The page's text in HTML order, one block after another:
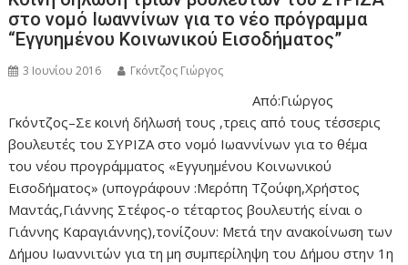
στο νομό Ιωαννίνων για το νέο πρόγραμμα
“Εγγυημένου Κοινωνικού Εισοδήματος”
3 Ιουνίου 2016 Γκόντζος Γιώργος
Από:Γιώργος
Γκόντζος–Σε κοινή δήλωσή τους ,τρεις από τους τέσσερις
βουλευτές του ΣΥΡΙΖΑ στο νομό Ιωαννίνων για το θέμα
του νέου προγράμματος «Εγγυημένου Κοινωνικού
Εισοδήματος» (υπογράφουν :Μερόπη Τζούφη,Χρήστος
Μαντάς,Γιάννης Στέφος-ο τέταρτος βουλευτής είναι ο
Γιάννης Καραγιάννης),τονίζουν: Μετά την ανακοίνωση των
Δήμου Ιωαννιτών για τη μη συμπερίληψη του Δήμου στην 1η